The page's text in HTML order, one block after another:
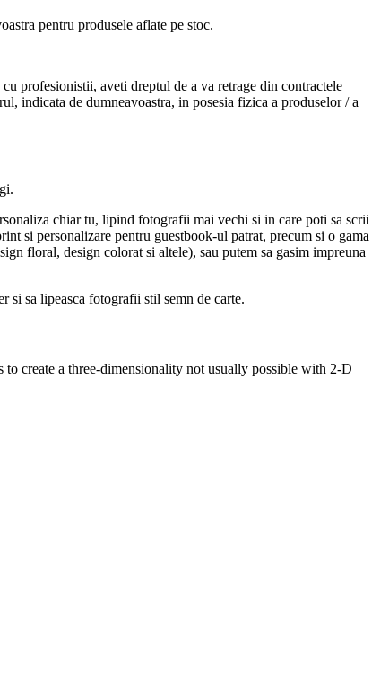
pentru produsele aflate pe stoc.
profesionistii, aveti dreptul de a va retrage din contractele
indicata de dumneavoastra, in posesia fizica a produselor / a
chiar tu, lipind fotografii mai vechi si in care poti sa scrii
si personalizare pentru guestbook-ul patrat, precum si o gama
floral, design colorat si altele), sau putem sa gasim impreuna
si sa lipeasca fotografii stil semn de carte.
create a three-dimensionality not usually possible with 2-D